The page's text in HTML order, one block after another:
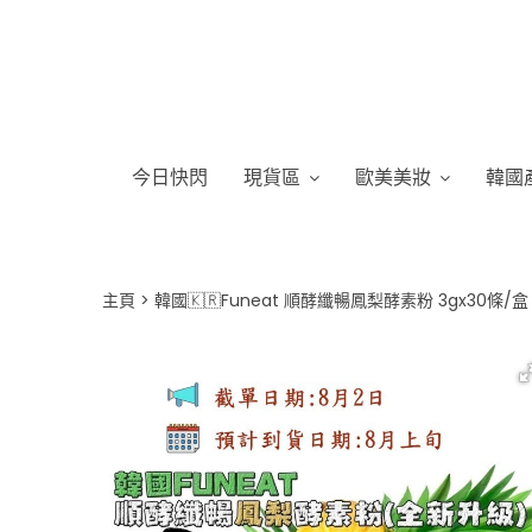
今日快閃 現貨區 歐美美妝 韓國
主頁 韓國🇰🇷Funeat 順酵纖暢鳳梨酵素粉 3gx30條/盒